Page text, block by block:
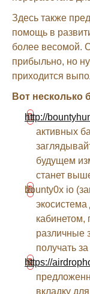
Здесь также
помощь в
более весомой.
прибыльно, но
приходится
Вот несколько
http://
активных
будущем
станет
bounty0x io
кабинетом,
различные
получать
https://
вкладку